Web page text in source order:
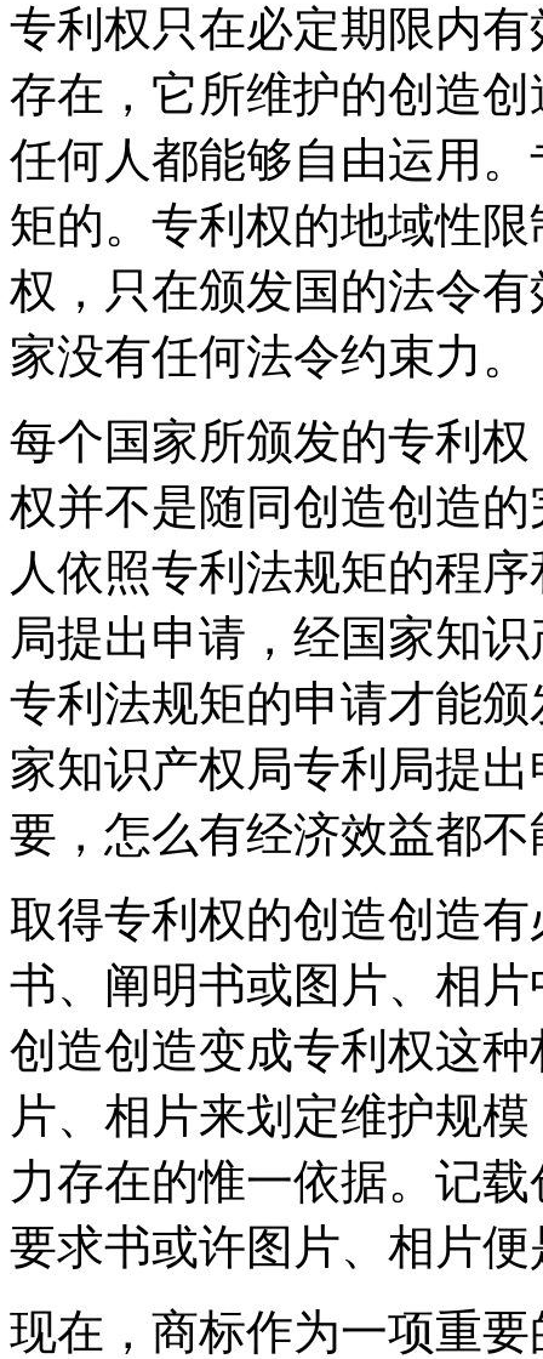
专利权只在必定期限内
存在，它所维护的创造
任何人都能够自由运用
矩的。专利权的地域性
权，只在颁发国的法令
家没有任何法令约束力。
每个国家所颁发的专利
权并不是随同创造创造
人依照专利法规矩的程
局提出申请，经国家知
专利法规矩的申请才能
家知识产权局专利局提
要，怎么有经济效益都
取得专利权的创造创造
书、阐明书或图片、相
创造创造变成专利权这
片、相片来划定维护规
力存在的惟一依据。记
要求书或许图片、相片
现在，商标作为一项重